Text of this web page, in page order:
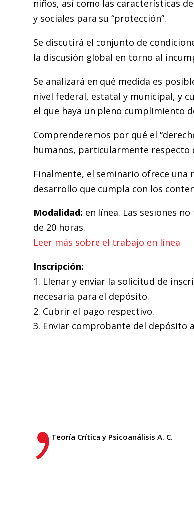
niños, así como las características
y sociales para su “protección”.
Se discutirá el conjunto de
la discusión global en torno al
Se analizará en qué medida es
nivel federal, estatal y municipal, y
el que haya un pleno cumplimiento
Comprenderemos por qué el
humanos, particularmente respecto
Finalmente, el seminario ofrece una
desarrollo que cumpla con los
Modalidad: en línea. Las sesiones
de 20 horas.
Leer más sobre el trabajo en línea
Inscripción:
1. Llenar y enviar la solicitud de
necesaria para el depósito.
2. Cubrir el pago respectivo.
3. Enviar comprobante del depósito
Teoría Crítica y Psicoanálisis A. C.